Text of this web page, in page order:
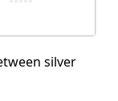
silver